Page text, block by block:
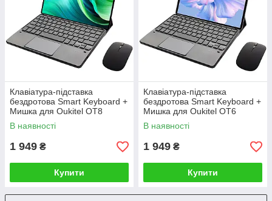
Клавіатура-підставка
бездротова Smart Keyboard +
Мишка для Oukitel OT8
Ukr+Eng Black
В наявності
1 949 ₴
Купити
Клавіатура-підставка
бездротова Smart Keyboard +
Мишка для Oukitel OT6
Ukr+Eng Black
В наявності
1 949 ₴
Купити